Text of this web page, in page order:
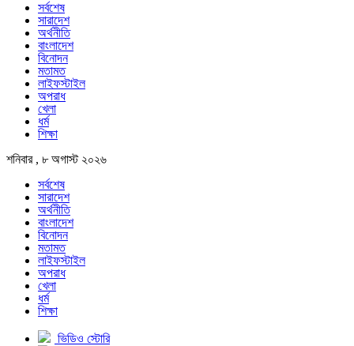
সর্বশেষ
সারাদেশ
অর্থনীতি
বাংলাদেশ
বিনোদন
মতামত
লাইফস্টাইল
অপরাধ
খেলা
ধর্ম
শিক্ষা
শনিবার , ৮ অগাস্ট ২০২৬
সর্বশেষ
সারাদেশ
অর্থনীতি
বাংলাদেশ
বিনোদন
মতামত
লাইফস্টাইল
অপরাধ
খেলা
ধর্ম
শিক্ষা
ভিডিও স্টোরি